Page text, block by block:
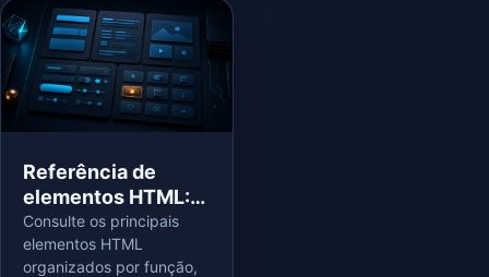
Referência de
elementos HTML:
guia atual e
semântico
Consulte os principais
elementos HTML
organizados por função,